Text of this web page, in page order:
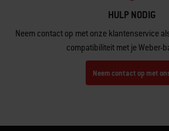
HULP NODIG
Neem contact op met onze klantenservice
compatibiliteit met je Weber-
Neem contact op met